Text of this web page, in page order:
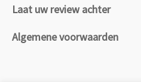
Laat uw review achter
Algemene voorwaarden